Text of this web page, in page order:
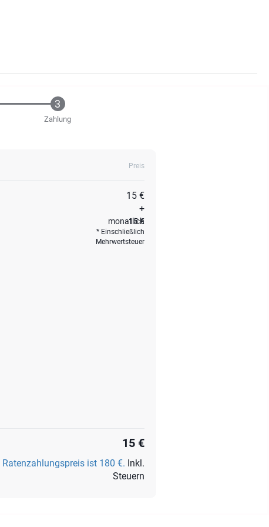
Zahlung
Preis
15 €
+
15 €
monatlich
Einschließlich
Mehrwertsteuer
15 €
Ratenzahlungspreis ist 180 €. Inkl.
Steuern